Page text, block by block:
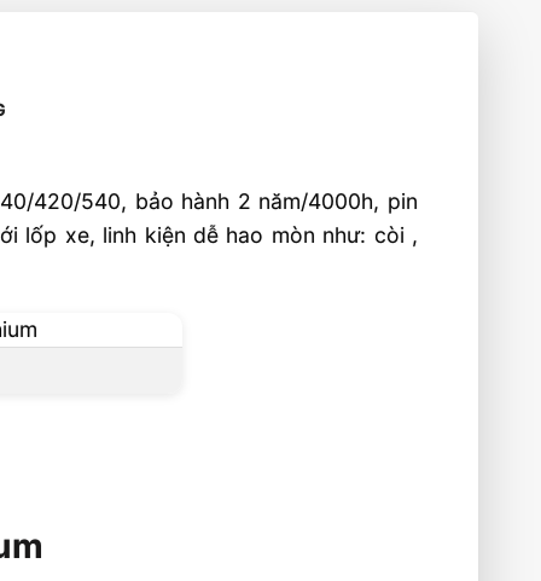
420/540, bảo hành 2 năm/4000h, pin
lốp xe, linh kiện dễ hao mòn như: còi ,